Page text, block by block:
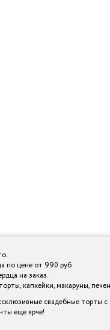
по цене от 990 руб
на заказ.
капкейки, макаруны,
свадебные торты с
еще ярче!